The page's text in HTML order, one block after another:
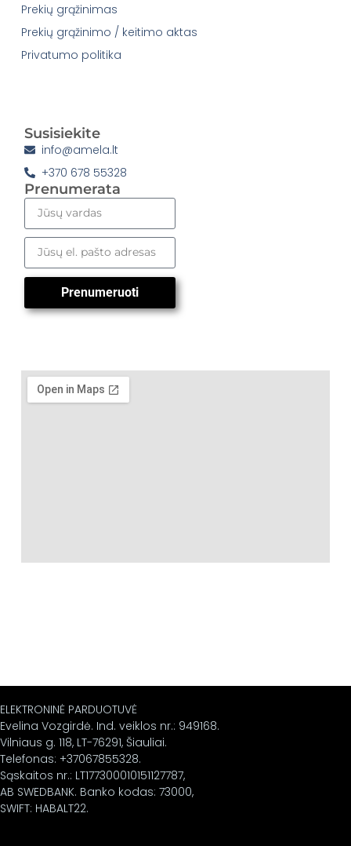
Prekių grąžinimas
Prekių grąžinimo / keitimo aktas
Privatumo politika
Susisiekite
info@amela.lt
+370 678 55328
Prenumerata
Prenumeruoti
ELEKTRONINĖ PARDUOTUVĖ
Evelina Vozgirdė. Ind. veiklos nr.: 949168.
Vilniaus g. 118, LT-76291, Šiauliai.
Telefonas: +37067855328.
Sąskaitos nr.: LT177300010151127787,
AB SWEDBANK. Banko kodas: 73000,
SWIFT: HABALT22.